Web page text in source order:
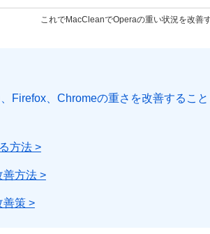
これでMacCleanでOperaの重い状況を改善
Firefox、Chromeの重さを改善するこ
方法 >
善方法 >
善策 >